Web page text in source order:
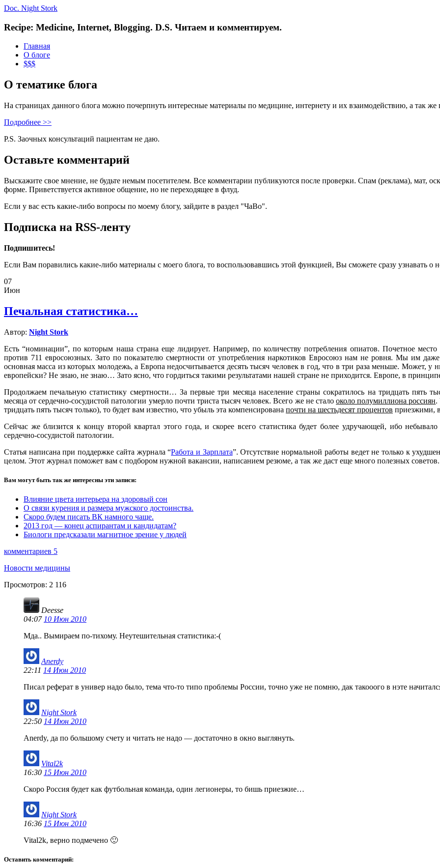
Doc. Night Stork
Recipe: Medicine, Internet, Blogging. D.S. Читаем и комментируем.
Главная
О блоге
$$$
О тематике блога
На страницах данного блога можно почерпнуть интересные материалы по медицине, интернету и их взаимодействию, а так
Подробнее >>
P.S. Заочных консультаций пациентам не даю.
Оставьте комментарий
Выскажите свое мнение, не будьте немым посетителем. Все комментарии публикуются после проверки. Спам (реклама), мат,
форме. Приветствуется активное общение, но не переходящее в флуд.
Если у вас есть какие-либо вопросы по моему блогу, зайдите в раздел "ЧаВо".
Подписка на RSS-ленту
Подпишитесь!
Если Вам поравились какие-либо материалы с моего блога, то воспользовавшись этой функцией, Вы сможете сразу узнавать о
07
Июн
Печальная статистика…
Автор: Night Stork
Есть “номинации”, по которым наша страна еще лидирует. Например, по количеству потребления опиатов. Почетное
против 711 евросоюзных. Зато по показателю смертности от употребления наркотиков Евросоюз нам не ровня. Мы им
основная масса из которых молодежь, а Европа недосчитывается десять тысяч человек в год, что в три раза меньше. Может,
европейски? Не знаю, не знаю… Зато ясно, что гордиться такими результатами нашей стране не приходится. Европе, в
Продолжаем печальную статистику смертности… За первые три месяца население страны сократилось на тридцать пять
месяца от сердечно-сосудистой патологии умерло почти триста тысяч человек. Всего же не стало около полумиллиона россиян.
тридцать пять тысяч только), то будет вам известно, что убыль эта компенсирована почти на шестьдесят процентов приезжими,
Сейчас же близится к концу второй квартал этого года, и скорее всего статистика будет более удручающей, ибо
сердечно-сосудистой патологии.
Статья написана при поддержке сайта журнала “Работа и Зарплата”. Отсутствие нормальной работы ведет не только к
целом. Этот журнал поможет вам с подбором нужной вакансии, написанием резюме, а так же даст еще много полезных советов.
Вам могут быть так же интересны эти записи:
Влияние цвета интерьера на здоровый сон
О связи курения и размера мужского достоинства.
Скоро будем писать ВК намного чаще.
2013 год — конец аспирантам и кандидатам?
Биологи предсказали магнитное зрение у людей
комментариев 5
Новости медицины
Просмотров: 2 116
Deesse
04:07 10 Июн 2010
Мда.. Вымираем по-тихому. Неутешительная статистика:-(
Anerdy
22:11 14 Июн 2010
Писал реферат в универ надо было, тема что-то типо проблемы России, точно уже не помню, дак такооого в нэте
Night Stork
22:50 14 Июн 2010
Anerdy, да по большому счету и читать не надо — достаточно в окно выглянуть.
Vital2k
16:30 15 Июн 2010
Скоро Россия будет как футбольная команда, один легионеры, то бишь приезжие…
Night Stork
16:36 15 Июн 2010
Vital2k, верно подмечено 🙂
Оставить комментарий: